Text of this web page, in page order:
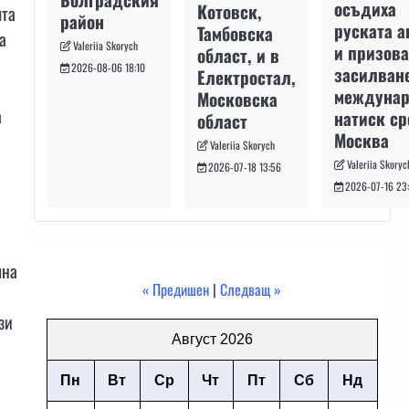
район
Valeriia Skorych
2026-08-06 18:10
Котовск,
Тамбовска
област, и в
Електростал,
Московска
област
Valeriia Skorych
2026-07-18 13:56
осъдиха
руската
и
натиск
Москва
Valeriia
2026-07-16
« Предишен |Следващ »
Август 2026
Пн Вт Ср Чт Пт Сб Нд